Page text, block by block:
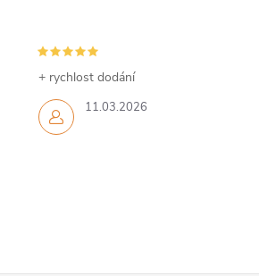
11.03.2026
+ rychlost dodání